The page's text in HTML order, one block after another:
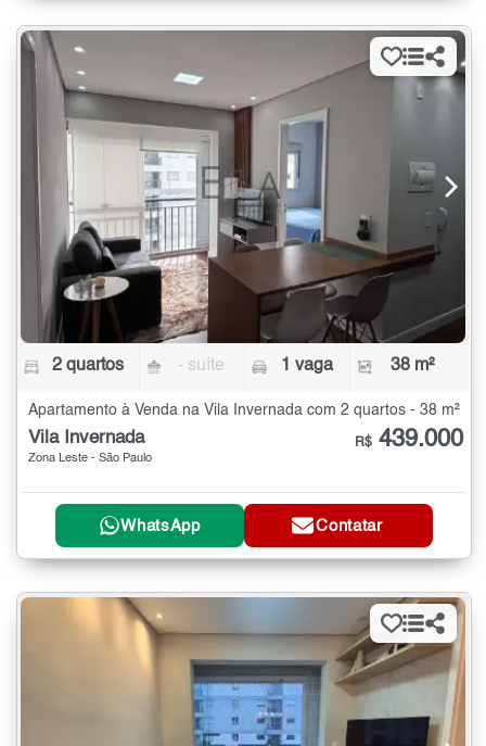
2 quartos - suíte 1 vaga 38 m²
Apartamento à Venda na Vila Invernada com 2 quartos - 38 m²
Vila Invernada
Zona Leste - São Paulo
R$ 439.000
WhatsApp Contatar